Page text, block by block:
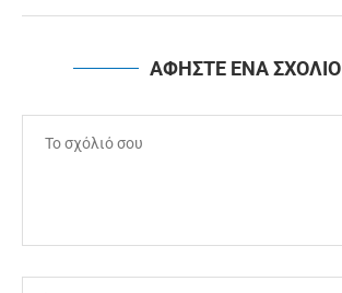
ΑΦΗΣΤΕ ΕΝΑ ΣΧΟΛΙΟ